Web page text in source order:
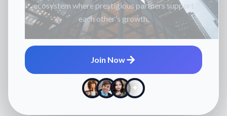
ecosystem where prestigious partners support
each other's growth.
Join Now
+